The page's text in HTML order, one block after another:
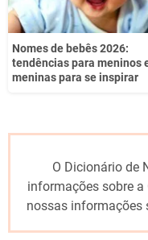
Nomes de bebês 2026:
tendências para meninos
meninas para se inspirar
O Dicionário de
informações sobre
nossas informações